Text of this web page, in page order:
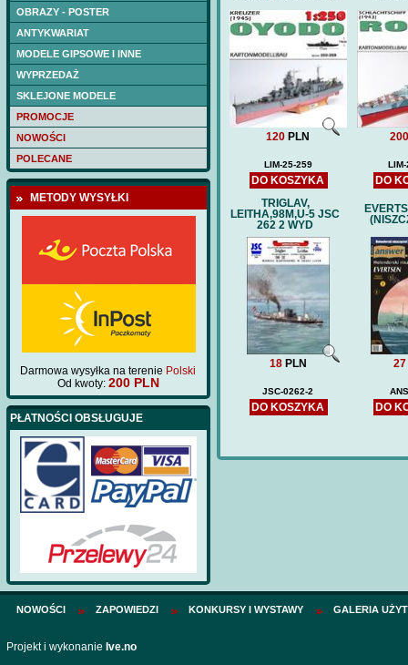
OBRAZY - POSTER
ANTYKWARIAT
MODELE GIPSOWE I INNE
WYPRZEDAŻ
SKLEJONE MODELE
PROMOCJE
NOWOŚCI
POLECANE
METODY WYSYŁKI
Darmowa wysyłka na terenie Polski
Od kwoty: 200 PLN
PŁATNOŚCI OBSŁUGUJE
120 PLN
LIM-25-259
DO KOSZYKA
DO
TRIGLAV,
LEITHA,98M,U-5 JSC
262 2 WYD
18 PLN
JSC-0262-2
DO KOSZYKA
27
DO
NOWOŚCI ZAPOWIEDZI KONKURSY I WYSTAWY GALERIA
Projekt i wykonanie Ive.no